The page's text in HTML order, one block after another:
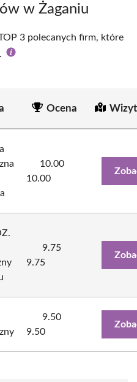
w Żaganiu
3 polecanych firm, które
Ocena
10.00
10.00
9.75
9.75
9.50
9.50